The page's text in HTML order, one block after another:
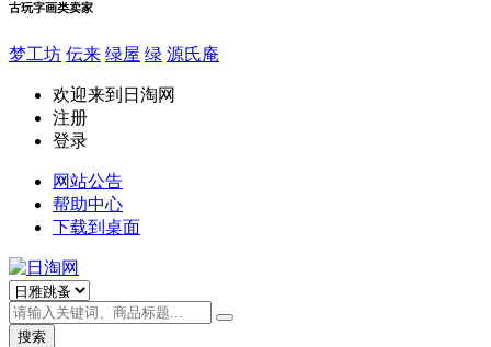
古玩字画类卖家
梦工坊 伝来 绿屋 绿 源氏庵
欢迎来到日淘网
注册
登录
网站公告
帮助中心
下载到桌面
搜索